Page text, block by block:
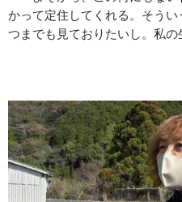
かって定住してくれる。そう
つまでも見ておりたいし。私の